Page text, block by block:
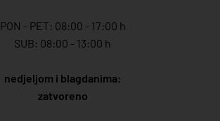
PON - PET: 08:00 - 17:00 h
SUB: 08:00 - 13:00 h
nedjeljom i blagdanima:
zatvoreno